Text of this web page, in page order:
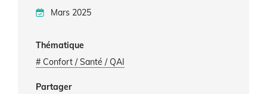
Mars 2025
Thématique
# Confort / Santé / QAI
Partager